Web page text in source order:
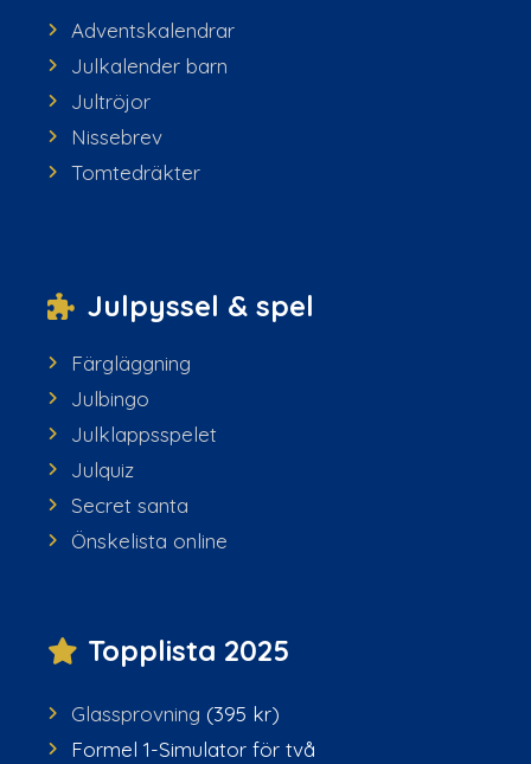
Adventskalendrar
Julkalender barn
Jultröjor
Nissebrev
Tomtedräkter
Julpyssel & spel
Färgläggning
Julbingo
Julklappsspelet
Julquiz
Secret santa
Önskelista online
Topplista 2025
Glassprovning (395 kr)
Formel 1-Simulator för två